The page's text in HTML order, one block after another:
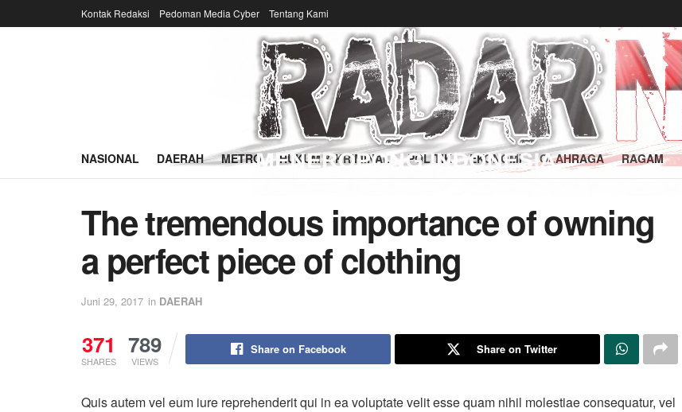
Kontak Redaksi Pedoman Media Cyber Tentang Kami
NASIONAL DAERAH METRO HUKUM & KRIMINAL POLITIK EKONOMI OLAHRAGA RAGAM
The tremendous importance of owning
a perfect piece of clothing
Juni 29, 2017 in DAERAH
371
SHARES
789
VIEWS
Share on Facebook Share on Twitter
Quis autem vel eum iure reprehenderit qui in ea voluptate velit esse quam nihil molestiae consequatur, vel